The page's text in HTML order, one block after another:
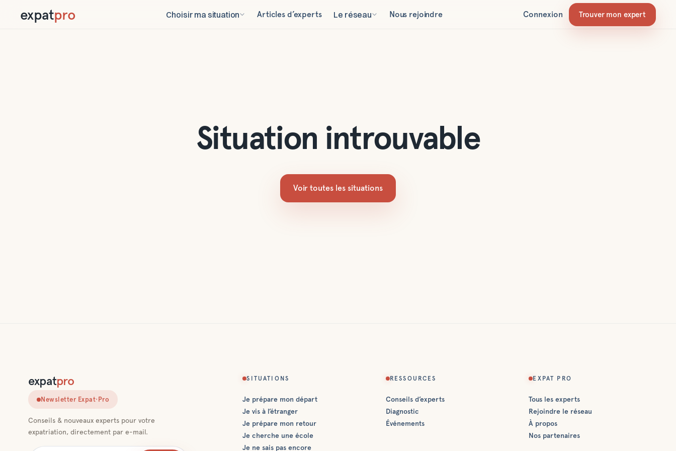
expatpro Choisir ma situation Articles d’experts Le réseau Nous rejoindre Connexion Trouver mon expert
Situation introuvable
Voir toutes les situations
expatpro
Newsletter Expat·Pro
Conseils & nouveaux experts pour votre
expatriation, directement par e-mail.
SITUATIONS
Je prépare mon départ
Je vis à l’étranger
Je prépare mon retour
Je cherche une école
Je ne sais pas encore
RESSOURCES
Conseils d’experts
Diagnostic
Événements
EXPAT PRO
Tous les experts
Rejoindre le réseau
À propos
Nos partenaires